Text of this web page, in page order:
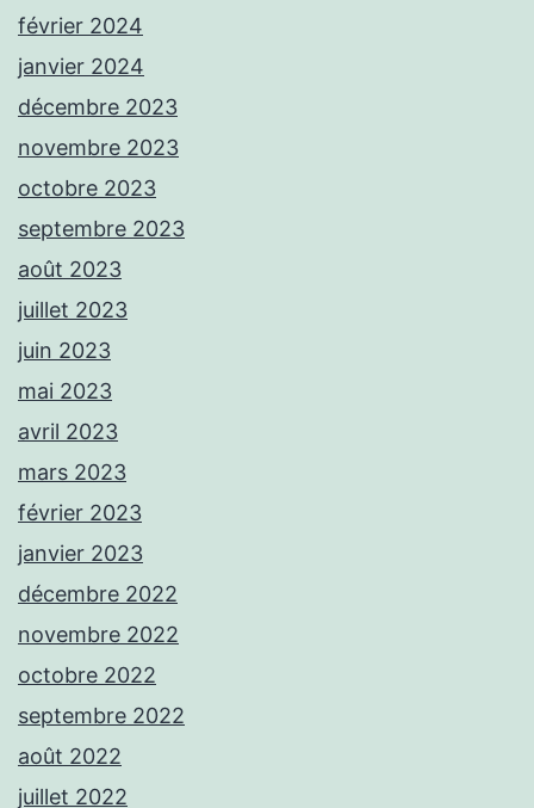
février 2024
janvier 2024
décembre 2023
novembre 2023
octobre 2023
septembre 2023
août 2023
juillet 2023
juin 2023
mai 2023
avril 2023
mars 2023
février 2023
janvier 2023
décembre 2022
novembre 2022
octobre 2022
septembre 2022
août 2022
juillet 2022